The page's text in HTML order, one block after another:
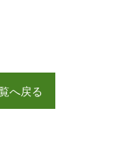
へ戻る